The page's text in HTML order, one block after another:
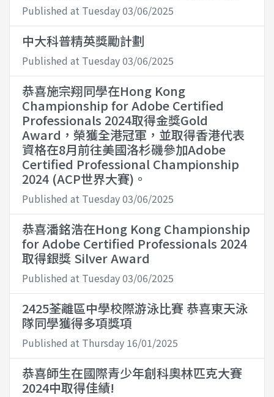
Published at Tuesday 03/06/2025
中大科普精英獎勵計劃
Published at Tuesday 03/06/2025
恭喜施宗翔同學在Hong Kong
Championship for Adobe Certified
Professionals 2024取得金獎Gold
Award，榮獲全港冠軍，並取得香港代表
資格在8月前往美國洛杉磯參加Adobe
Certified Professional Championship
2024 (ACP世界大賽)。
Published at Tuesday 03/06/2025
恭喜潘銘浩在Hong Kong Championship
for Adobe Certified Professionals 2024
取得銀獎 Silver Award
Published at Tuesday 03/06/2025
2425荃離區中學校際游泳比賽 恭喜東天泳
隊同學獲得多項獎項
Published at Thursday 16/01/2025
恭喜師生在國際青少年創科奧林匹克大賽
2024中取得佳績!